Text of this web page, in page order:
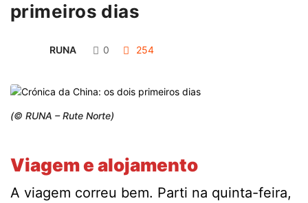
primeiros dias
RUNA 0 254
(© RUNA – Rute Norte)
Viagem e alojamento
A viagem correu bem. Parti na quinta-feira,